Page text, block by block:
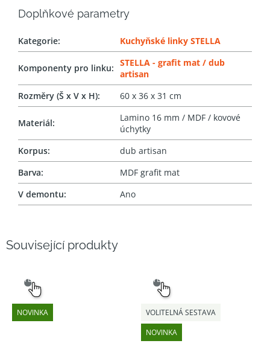
Související produkty
NOVINKA
VÝBĚR
NOVINKA
VOLITELNÁ SESTAVA
VÝBĚR
Doplňkové parametry
Kategorie: Kuchyňské linky STELLA
Komponenty pro linku: STELLA - grafit mat / dub
artisan
Rozměry (Š x V x H): 60 x 36 x 31 cm
Materiál:
Lamino 16 mm / MDF / kovové
úchytky
Korpus:
dub artisan
Barva:
MDF grafit mat
V demontu: Ano